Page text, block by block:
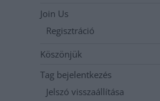
Join Us
Regisztráció
Köszönjük
Tag bejelentkezés
Jelszó visszaállítása